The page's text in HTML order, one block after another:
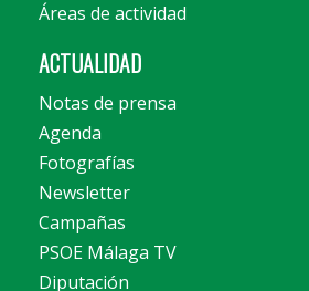
Áreas de actividad
ACTUALIDAD
Notas de prensa
Agenda
Fotografías
Newsletter
Campañas
PSOE Málaga TV
Diputación